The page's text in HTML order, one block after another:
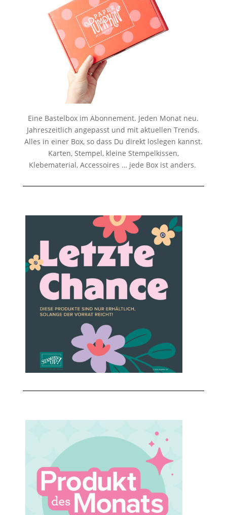
Eine Bastelbox im Abonnement. Jeden Monat neu.
Jahreszeitlich angepasst und mit aktuellen Trends.
Alles in einer Box, so dass Du direkt loslegen kannst.
Karten, Stempel, kleine Stempelkissen,
Klebematerial, Accessoires … jede Box ist anders.